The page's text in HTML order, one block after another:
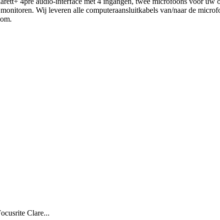
monitoren. Wij leveren alle computeraansluitkabels van/naar de
.
Clare...